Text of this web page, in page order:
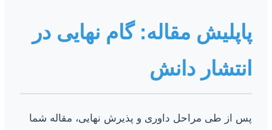
پاپلیش مقاله: گام نهایی در
انتشار دانش
پس از طی مراحل داوری و پذیرش نهایی، مقاله شما